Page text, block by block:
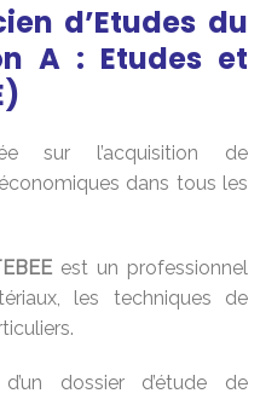
d’Etudes du
A : Etudes et
sur l’acquisition de
dans tous les
est un professionnel
les techniques de
dossier d’étude de